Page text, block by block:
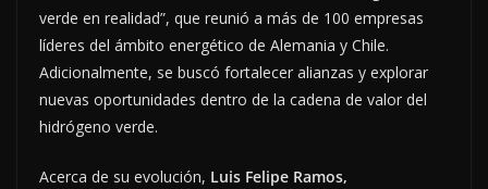
verde en realidad”, que reunió a más de 100 empresas
líderes del ámbito energético de Alemania y Chile.
Adicionalmente, se buscó fortalecer alianzas y explorar
nuevas oportunidades dentro de la cadena de valor del
hidrógeno verde.
Acerca de su evolución, Luis Felipe Ramos,